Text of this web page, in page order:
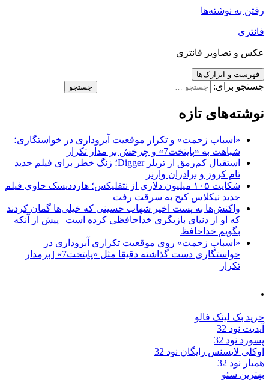
رفتن به نوشته‌ها
فانتزی
عکس و تصاویر فانتزی
فهرست و ابزارک‌ها
جستجو برای:
نوشته‌های تازه
«اسباب زحمت» و تکرار موقعیت آبروداری در خواستگاری؛
شباهت به «پایتخت7» و چرخش بر مدار تکرار
استقبال کم‌رمق از تریلر Digger؛ زنگ خطر برای فیلم جدید
تام کروز و برادران وارنر
شکایت ۱۰۵ میلیون دلاری از نتفلیکس؛ هارددیسک حاوی فیلم
جدید نیکلاس کیج به سرقت رفت
واکنش‌ها به پست اخیر شهاب حسینی که خیلی‌ها گمان کردند
که او از دنیای بازیگری خداحافظی کرده است | پیش از آنکه
بگویم خداحافظ
«اسباب زحمت» روی موقعیت تکراری آبروداری در
خواستگاری دست گذاشته دقیقا مثل «پایتخت7» | برمدار
تکرار
.
خرید بک لینک فالو
آپدیت نود 32
پسورد نود 32
اوکلی لایسنس رایگان نود 32
همیار نود 32
بهترین سئو